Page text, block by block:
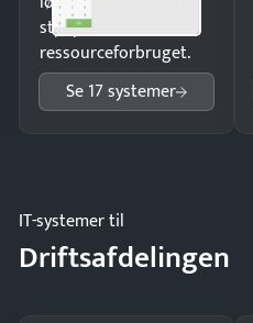
styr på
ressourceforbruget.
Se 17 systemer
IT-systemer til
Driftsafdelingen